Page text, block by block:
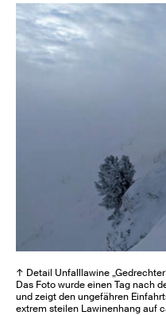
↑ Detail Unfalllawine
Das Foto wurde einen Tag nach
und zeigt den ungefähren
extrem steilen Lawinenhang auf